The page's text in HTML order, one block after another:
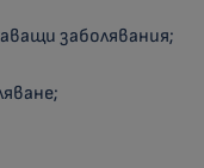
заболявания;